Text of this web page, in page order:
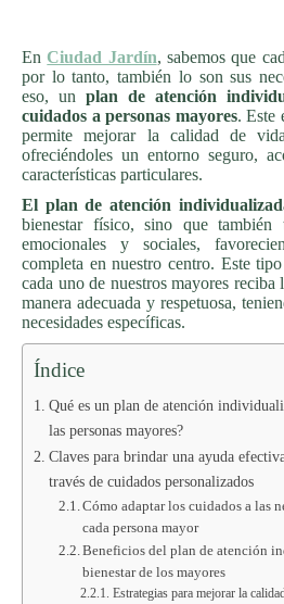
En Ciudad Jardín, sabemos que
por lo tanto, también lo son sus
eso, un plan de atención
cuidados a personas mayores. Este
permite mejorar la calidad de
ofreciéndoles un entorno seguro,
características particulares.
El plan de atención
bienestar físico, sino que también
emocionales y sociales,
completa en nuestro centro. Este
cada uno de nuestros mayores reciba
manera adecuada y respetuosa,
necesidades específicas.
Índice
Qué es un plan de atención
las personas mayores?
Claves para brindar una ayuda
través de cuidados personalizados
Cómo adaptar los cuidados a las
cada persona mayor
Beneficios del plan de atención
bienestar de los mayores
Estrategias para mejorar la